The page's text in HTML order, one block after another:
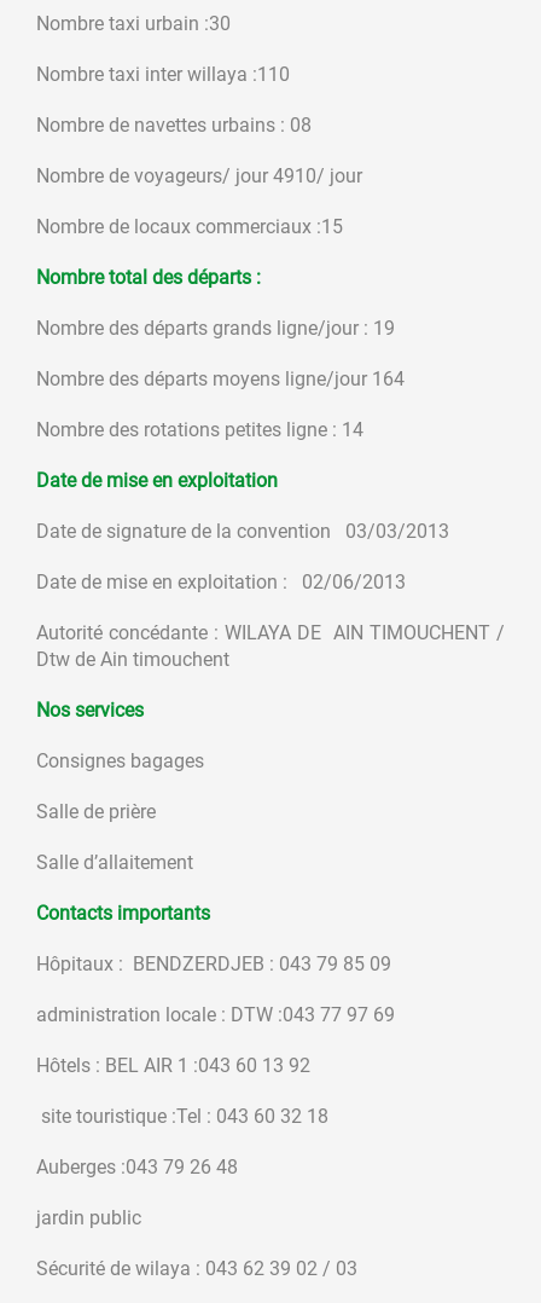
Nombre taxi urbain :30
Nombre taxi inter willaya :110
Nombre de navettes urbains : 08
Nombre de voyageurs/ jour 4910/ jour
Nombre de locaux commerciaux :15
Nombre total des départs :
Nombre des départs grands ligne/jour : 19
Nombre des départs moyens ligne/jour 164
Nombre des rotations petites ligne : 14
Date de mise en exploitation
Date de signature de la convention 03/03/2013
Date de mise en exploitation : 02/06/2013
Autorité concédante : WILAYA DE AIN TIMOUCHENT /
Dtw de Ain timouchent
Nos services
Consignes bagages
Salle de prière
Salle d’allaitement
Contacts importants
Hôpitaux : BENDZERDJEB : 043 79 85 09
administration locale : DTW :043 77 97 69
Hôtels : BEL AIR 1 :043 60 13 92
site touristique :Tel : 043 60 32 18
Auberges :043 79 26 48
jardin public
Sécurité de wilaya : 043 62 39 02 / 03